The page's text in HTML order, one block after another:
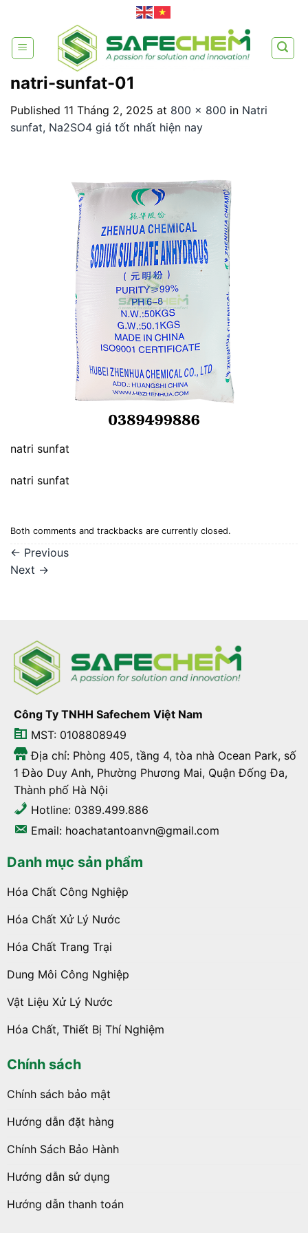
content
natri-sunfat-01
Published 11 Tháng 2, 2025 at 800 × 800 in Natri
sunfat, Na2SO4 giá tốt nhất hiện nay
natri sunfat
natri sunfat
Both comments and trackbacks are currently closed.
← Previous
Next →
Công Ty TNHH Safechem Việt Nam
MST: 0108808949
Địa chỉ: Phòng 405, tầng 4, tòa nhà Ocean Park, số
1 Đào Duy Anh, Phường Phương Mai, Quận Đống Đa,
Thành phố Hà Nội
Hotline: 0389.499.886
Email: hoachatantoanvn@gmail.com
Danh mục sản phẩm
Hóa Chất Công Nghiệp
Hóa Chất Xử Lý Nước
Hóa Chất Trang Trại
Dung Môi Công Nghiệp
Vật Liệu Xử Lý Nước
Hóa Chất, Thiết Bị Thí Nghiệm
Chính sách
Chính sách bảo mật
Hướng dẫn đặt hàng
Chính Sách Bảo Hành
Hướng dẫn sử dụng
Hướng dẫn thanh toán